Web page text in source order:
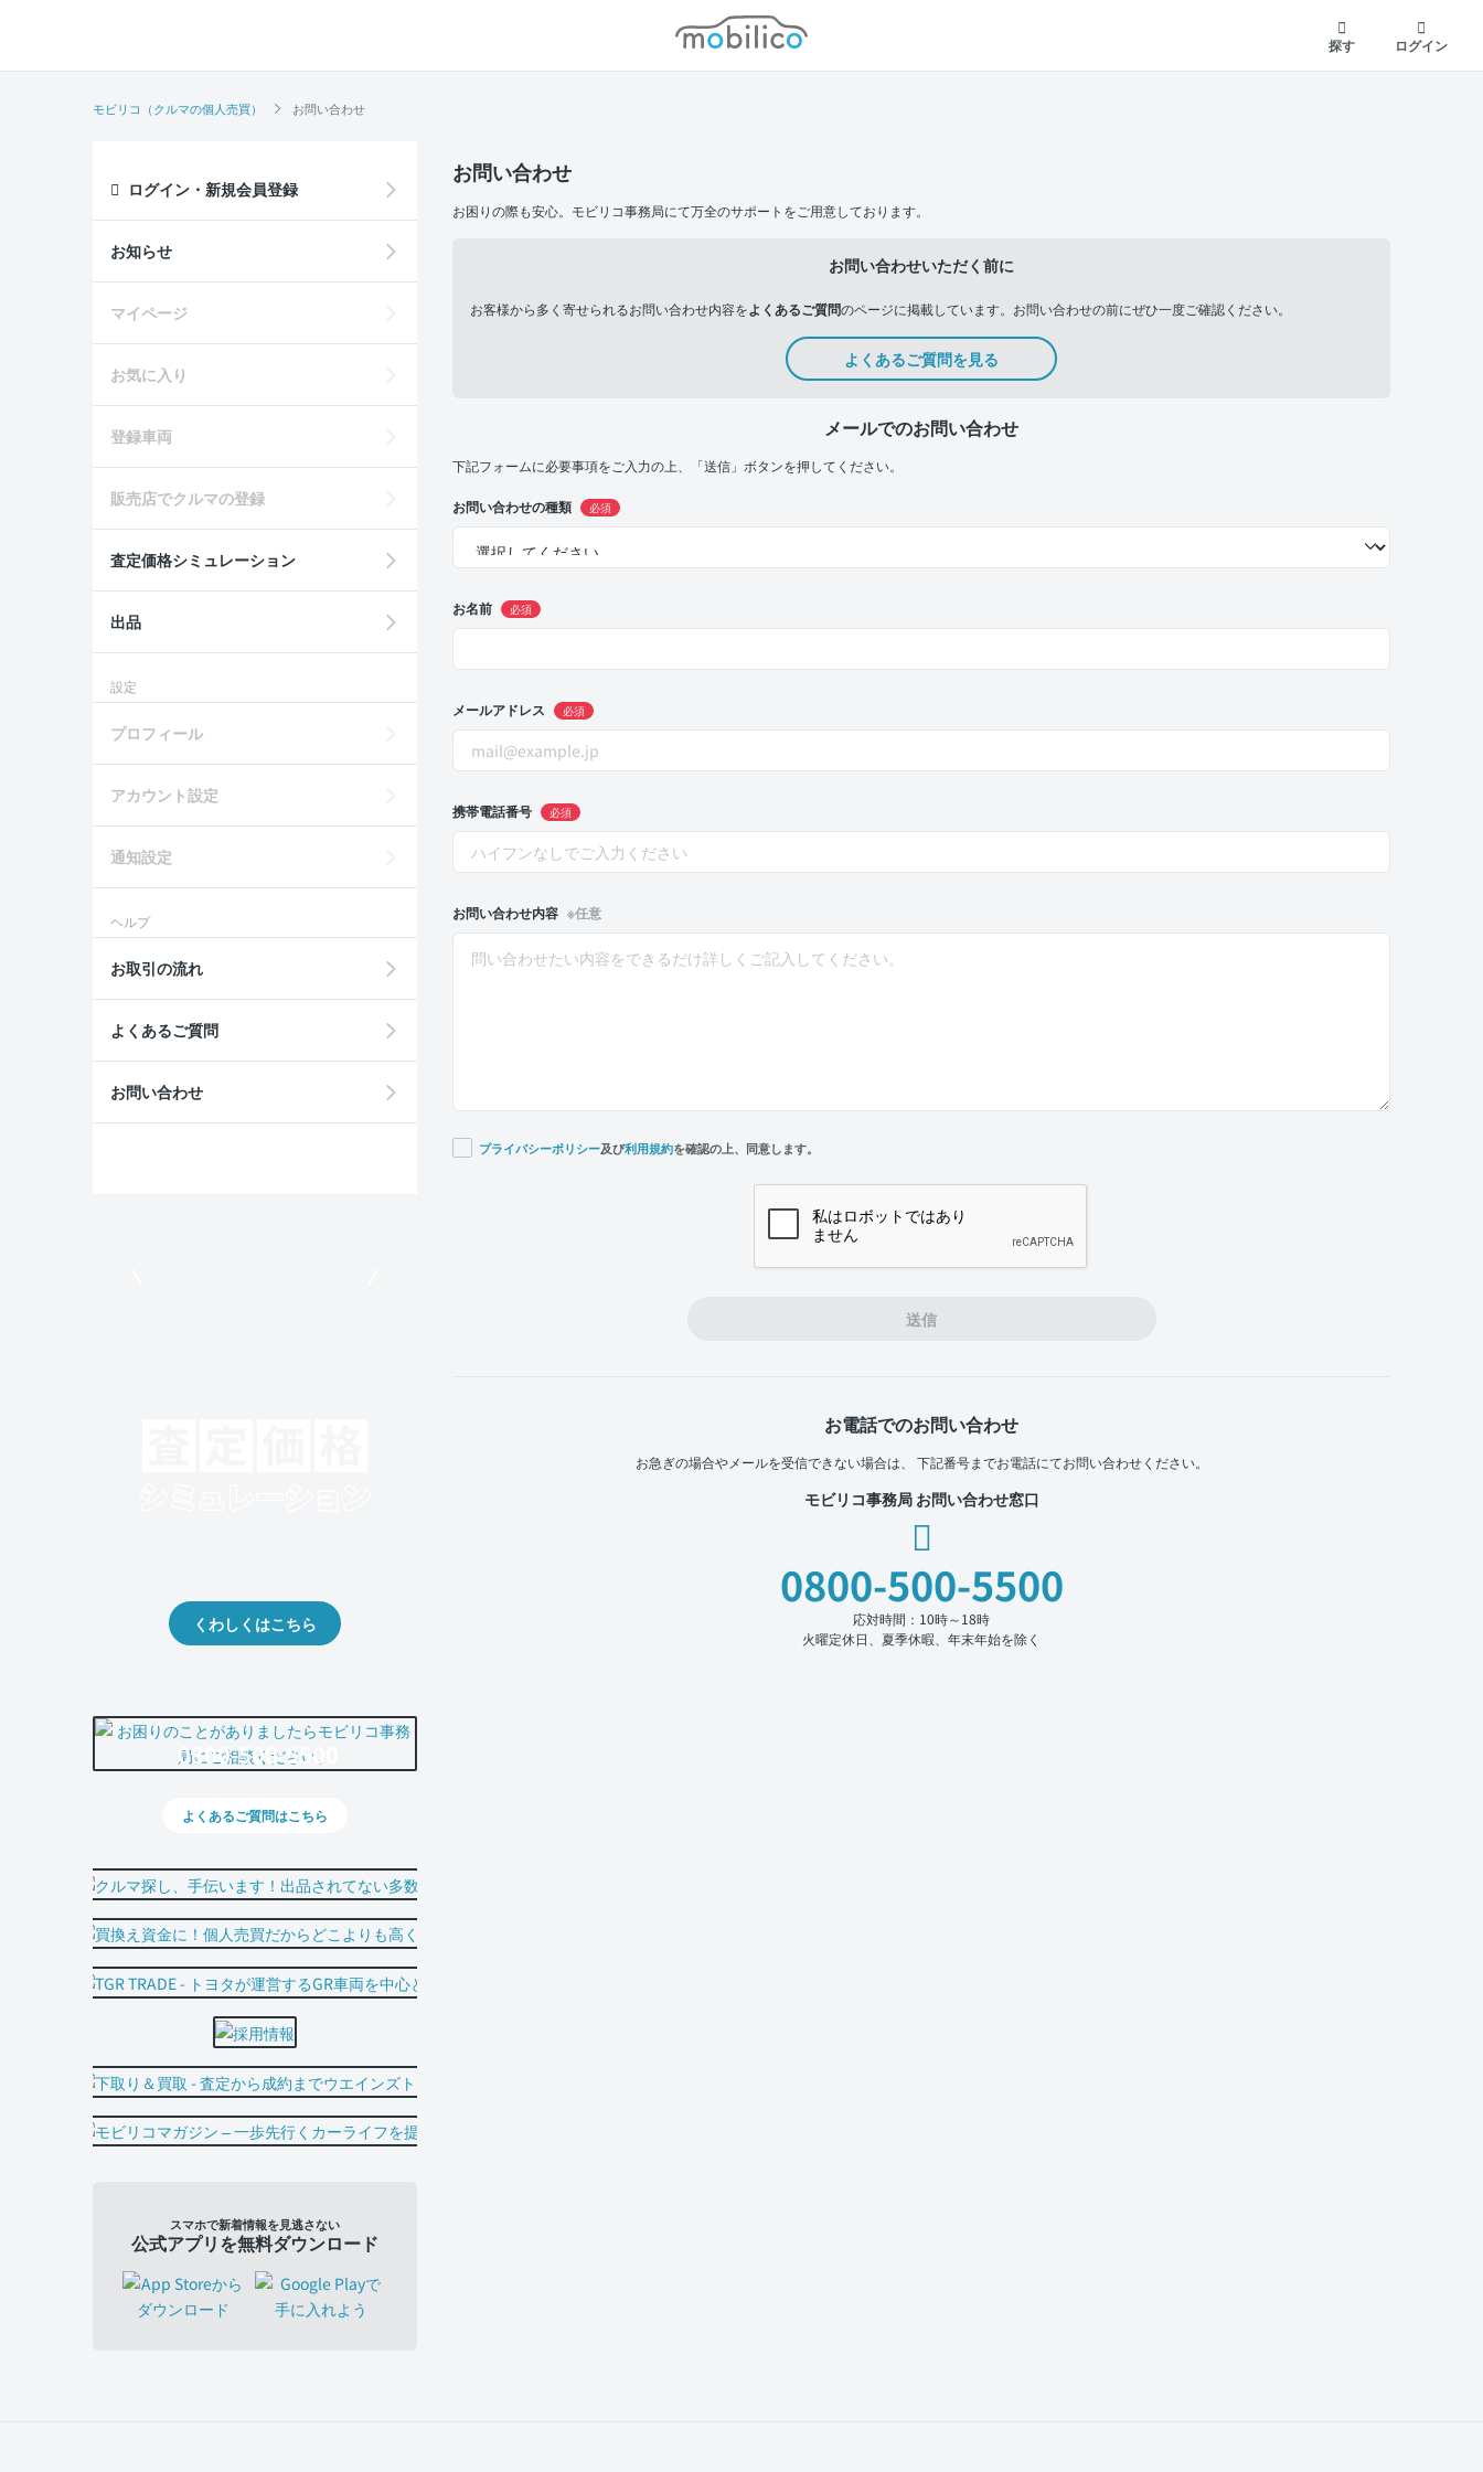
モビリコ
探す
ログイン
モビリコ（クルマの個人売買） お問い合わせ
お問い合わせ
お困りの際も安心。モビリコ事務局にて万全のサポートをご用意しております。
お問い合わせいただく前に
お客様から多く寄せられるお問い合わせ内容をよくあるご質問のページに掲載しています。お問い合わせの前にぜひ一度ご確認ください。
よくあるご質問を見る
メールでのお問い合わせ
下記フォームに必要事項をご入力の上、「送信」ボタンを押してください。
お問い合わせの種類 必須
お名前 必須
メールアドレス 必須
携帯電話番号 必須
お問い合わせ内容 ※任意
プライバシーポリシー及び利用規約を確認の上、同意します。
送信
お電話でのお問い合わせ
お急ぎの場合やメールを受信できない場合は、 下記番号までお電話にてお問い合わせください。
モビリコ事務局 お問い合わせ窓口
0800-500-5500
応対時間：10時～18時
火曜定休日、夏季休暇、年末年始を除く
ログイン・新規会員登録
お知らせ
マイページ
お気に入り
登録車両
販売店でクルマの登録
査定価格シミュレーション
出品
設定
プロフィール
アカウント設定
通知設定
ヘルプ
お取引の流れ
よくあるご質問
お問い合わせ
くわしくはこちら
0800-500-5500
よくあるご質問はこちら
スマホで新着情報を見逃さない
公式アプリを無料ダウンロード